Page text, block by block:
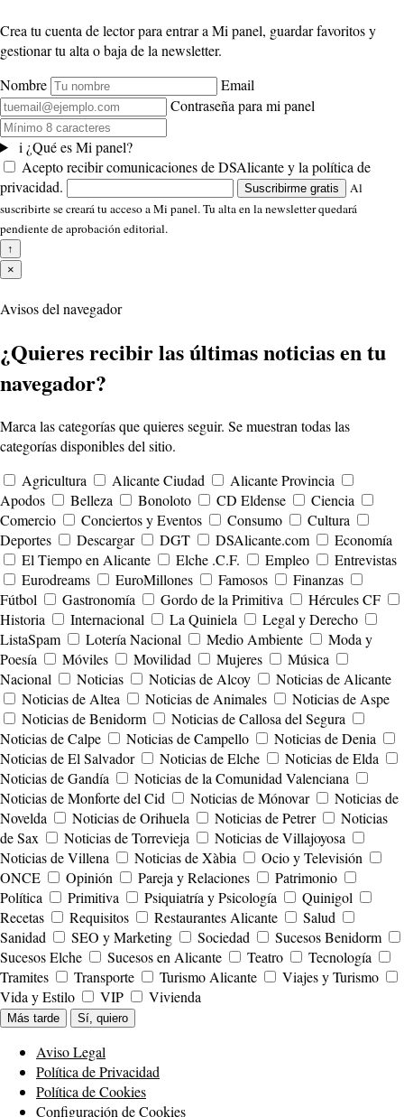
Crea tu cuenta de lector para entrar a Mi panel, guardar favoritos y
gestionar tu alta o baja de la newsletter.
Nombre
Email
Contraseña para mi panel
i ¿Qué es Mi panel?
Acepto recibir comunicaciones de DSAlicante y la política de
privacidad.
Suscribirme gratis
Al
suscribirte se creará tu acceso a Mi panel. Tu alta en la newsletter quedará
pendiente de aprobación editorial.
↑
×
Avisos del navegador
¿Quieres recibir las últimas noticias en tu
navegador?
Marca las categorías que quieres seguir. Se muestran todas las
categorías disponibles del sitio.
Agricultura
Alicante Ciudad
Alicante Provincia
Apodos
Belleza Bonoloto CD Eldense
Ciencia
Comercio
Conciertos y Eventos Consumo
Cultura
Deportes
Descargar DGT DSAlicante.com
Economía
El Tiempo en Alicante
Elche .C.F. Empleo
Entrevistas
Eurodreams
EuroMillones Famosos
Finanzas
Fútbol
Gastronomía Gordo de la Primitiva
Hércules CF
Historia
Internacional La Quiniela
Legal y Derecho
ListaSpam
Lotería Nacional Medio Ambiente
Moda y
Poesía
Móviles Movilidad Mujeres
Música
Nacional
Noticias Noticias de Alcoy
Noticias de Alicante
Noticias de Altea
Noticias de Animales
Noticias de Aspe
Noticias de Benidorm
Noticias de Callosa del Segura
Noticias de Calpe
Noticias de Campello
Noticias de Denia
Noticias de El Salvador
Noticias de Elche
Noticias de Elda
Noticias de Gandía
Noticias de la Comunidad Valenciana
Noticias de Monforte del Cid
Noticias de Mónovar
Noticias de
Novelda
Noticias de Orihuela Noticias de Petrer
Noticias
de Sax
Noticias de Torrevieja
Noticias de Villajoyosa
Noticias de Villena
Noticias de Xàbia
Ocio y Televisión
ONCE
Opinión Pareja y Relaciones
Patrimonio
Política
Primitiva Psiquiatría y Psicología
Quinigol
Recetas
Requisitos Restaurantes Alicante
Salud
Sanidad
SEO y Marketing Sociedad
Sucesos Benidorm
Sucesos Elche
Sucesos en Alicante Teatro
Tecnología
Tramites
Transporte Turismo Alicante
Viajes y Turismo
Vida y Estilo
VIP Vivienda
Más tarde Sí, quiero
Aviso Legal
Política de Privacidad
Política de Cookies
Configuración de Cookies